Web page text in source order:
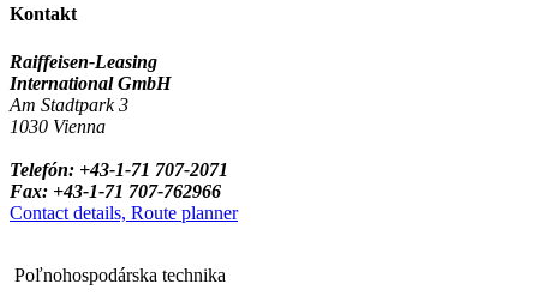
Kontakt
Raiffeisen-Leasing
International GmbH
Am Stadtpark 3
1030 Vienna
Telefón: +43-1-71 707-2071
Fax: +43-1-71 707-762966
Contact details, Route planner
Poľnohospodárska technika